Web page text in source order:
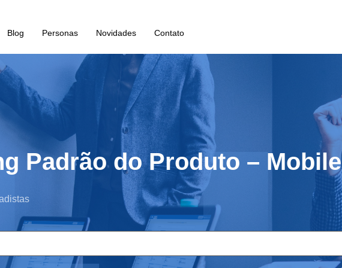
Blog Personas Novidades Contato
Padrão do Produto – Mobile